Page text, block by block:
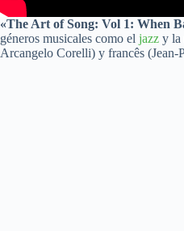
«The Art of Song: Vol 1: When
géneros musicales como el jazz y la
Arcangelo Corelli) y francês (Jean-